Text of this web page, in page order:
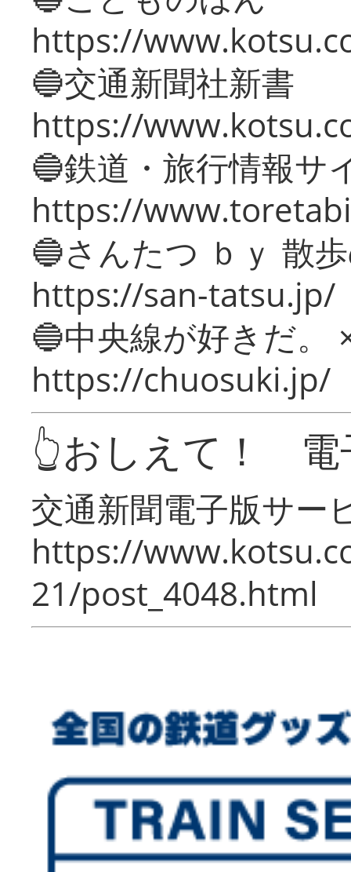
https://
🔵交通新聞社新書
https://
🔵鉄道・旅行情報サ
https://
🔵さんたつ ｂｙ 散
https://san-tatsu.jp/
🔵中央線が好きだ。
https://chuosuki.jp/
👆おしえて！ 電
交通新聞電子版サー
https://
21/post_4048.html